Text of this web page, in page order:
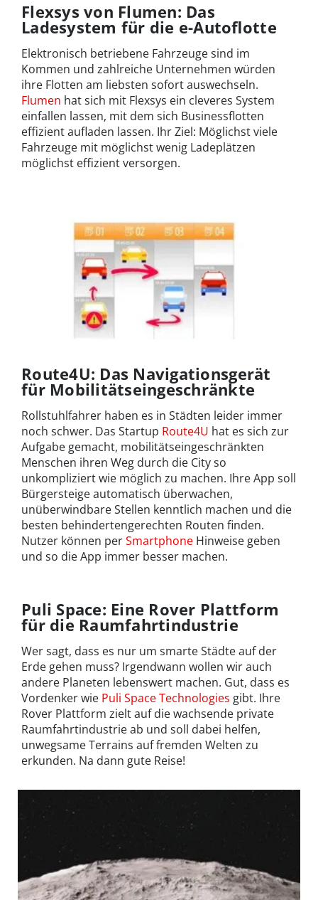
Flexsys von Flumen: Das
Ladesystem für die e-Autoflotte
Elektronisch betriebene Fahrzeuge sind im
Kommen und zahlreiche Unternehmen würden
ihre Flotten am liebsten sofort auswechseln.
Flumen hat sich mit Flexsys ein cleveres System
einfallen lassen, mit dem sich Businessflotten
effizient aufladen lassen. Ihr Ziel: Möglichst viele
Fahrzeuge mit möglichst wenig Ladeplätzen
möglichst effizient versorgen.
Route4U: Das Navigationsgerät
für Mobilitätseingeschränkte
Rollstuhlfahrer haben es in Städten leider immer
noch schwer. Das Startup Route4U hat es sich zur
Aufgabe gemacht, mobilitätseingeschränkten
Menschen ihren Weg durch die City so
unkompliziert wie möglich zu machen. Ihre App soll
Bürgersteige automatisch überwachen,
unüberwindbare Stellen kenntlich machen und die
besten behindertengerechten Routen finden.
Nutzer können perSmartphone Hinweise geben
und so die App immer besser machen.
Puli Space: Eine Rover Plattform
für die Raumfahrtindustrie
Wer sagt, dass es nur um smarte Städte auf der
Erde gehen muss? Irgendwann wollen wir auch
andere Planeten lebenswert machen. Gut, dass es
Vordenker wie Puli Space Technologies gibt. Ihre
Rover Plattform zielt auf die wachsende private
Raumfahrtindustrie ab und soll dabei helfen,
unwegsame Terrains auf fremden Welten zu
erkunden. Na dann gute Reise!